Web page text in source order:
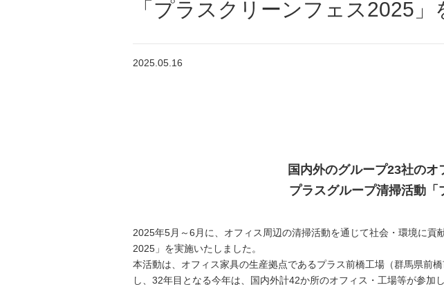
社会最適のあゆみ
「新たな働く環境づくり」への挑戦
「地域に根ざした学校づくり」への挑戦
採用 ニュー
「プラスクリーンフェス2025」
2025.05.16
国内外のグループ23社の
プラスグループ清掃活動
2025年5月～6月に、オフィス周辺の清掃活動を通じて社会・環境に
2025」を実施いたしました。
本活動は、オフィス家具の生産拠点であるプラス前橋工場（群馬県前
し、32年目となる今年は、国内外計42か所のオフィス・工場等が参加